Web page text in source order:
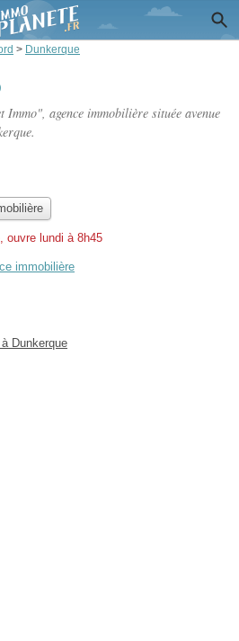
> Dunkerque
Immo", agence immobilière située avenue
ouvre lundi à 8h45
immobilière
Dunkerque